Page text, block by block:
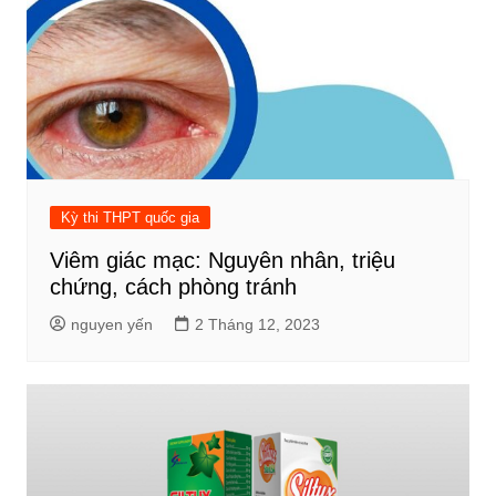
Kỳ thi THPT quốc gia
Viêm giác mạc: Nguyên nhân, triệu
chứng, cách phòng tránh
nguyen yến 2 Tháng 12, 2023